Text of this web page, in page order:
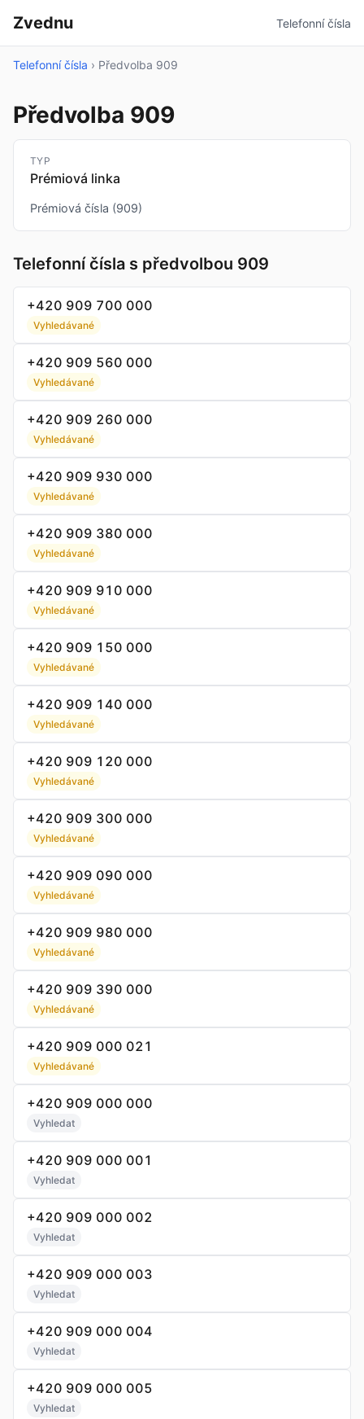
Zvednu Telefonní čísla
Telefonní čísla › Předvolba 909
Předvolba 909
TYP
Prémiová linka
Prémiová čísla (909)
Telefonní čísla s předvolbou 909
+420 909 700 000
Vyhledávané
+420 909 560 000
Vyhledávané
+420 909 260 000
Vyhledávané
+420 909 930 000
Vyhledávané
+420 909 380 000
Vyhledávané
+420 909 910 000
Vyhledávané
+420 909 150 000
Vyhledávané
+420 909 140 000
Vyhledávané
+420 909 120 000
Vyhledávané
+420 909 300 000
Vyhledávané
+420 909 090 000
Vyhledávané
+420 909 980 000
Vyhledávané
+420 909 390 000
Vyhledávané
+420 909 000 021
Vyhledávané
+420 909 000 000
Vyhledat
+420 909 000 001
Vyhledat
+420 909 000 002
Vyhledat
+420 909 000 003
Vyhledat
+420 909 000 004
Vyhledat
+420 909 000 005
Vyhledat